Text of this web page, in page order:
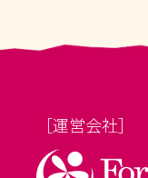
［運営会社］